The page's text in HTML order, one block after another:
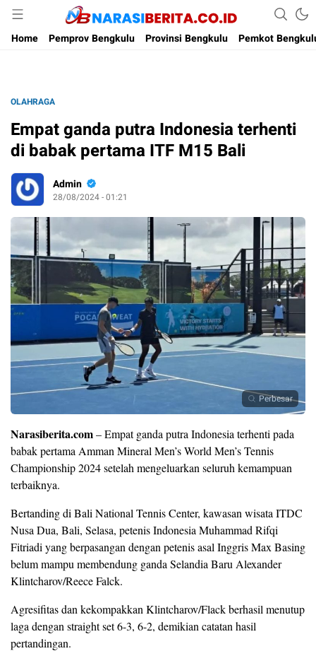
Narasi Berita
Home
Pemprov Bengkulu Provinsi Bengkulu Pemkot
OLAHRAGA
Empat ganda putra Indonesia terhenti
di babak pertama ITF M15 Bali
Admin
28/08/2024 - 01:21
Perbesar
Narasiberita.com– Empat ganda putra Indonesia terhenti pada
babak pertama Amman Mineral Men’s World Men’s Tennis
Championship 2024 setelah mengeluarkan seluruh kemampuan
terbaiknya.
Bertanding di Bali National Tennis Center, kawasan wisata ITDC
Nusa Dua, Bali, Selasa, petenis Indonesia Muhammad Rifqi
Fitriadi yang berpasangan dengan petenis asal Inggris Max Basing
belum mampu membendung ganda Selandia Baru Alexander
Klintcharov/Reece Falck.
Agresifitas dan kekompakkan Klintcharov/Flack berhasil menutup
laga dengan straight set 6-3, 6-2, demikian catatan hasil
pertandingan.